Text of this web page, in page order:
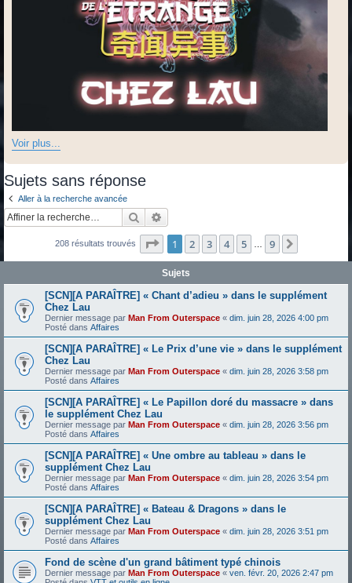
Voir plus...
Sujets sans réponse
Aller à la recherche avancée
Rechercher
208 résultats trouvés Page 1sur9
1 2 3 4 5 9
Sujets
[SCN][A PARAÎTRE] « Chant d’adieu » dans le supplément
Chez Lau
Dernier message par Man From Outerspace « dim. juin 28, 2026 4:00 pm
Posté dans Affaires
[SCN][A PARAÎTRE] « Le Prix d’une vie » dans le supplément
Chez Lau
Dernier message par Man From Outerspace « dim. juin 28, 2026 3:58 pm
Posté dans Affaires
[SCN][A PARAÎTRE] « Le Papillon doré du massacre » dans
le supplément Chez Lau
Dernier message par Man From Outerspace « dim. juin 28, 2026 3:56 pm
Posté dans Affaires
[SCN][A PARAÎTRE] « Une ombre au tableau » dans le
supplément Chez Lau
Dernier message par Man From Outerspace « dim. juin 28, 2026 3:54 pm
Posté dans Affaires
[SCN][A PARAÎTRE] « Bateau & Dragons » dans le
supplément Chez Lau
Dernier message par Man From Outerspace « dim. juin 28, 2026 3:51 pm
Posté dans Affaires
Fond de scène d'un grand bâtiment typé chinois
Dernier message par Man From Outerspace « ven. févr. 20, 2026 2:47 pm